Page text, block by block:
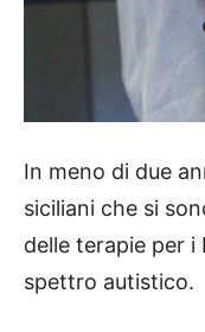
In meno di due
siciliani che si
delle terapie per
spettro autistico.